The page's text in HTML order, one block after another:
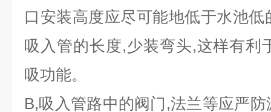
口安装高度应尽可能地低于水池
吸入管的长度,少装弯头,这样有利
吸功能。
B,吸入管路中的阀门,法兰等应严